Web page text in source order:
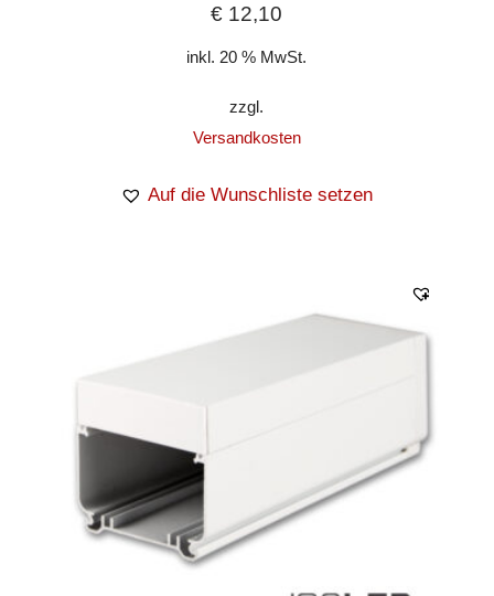
€ 12,10
inkl. 20 % MwSt.
zzgl.
Versandkosten
Auf die Wunschliste setzen